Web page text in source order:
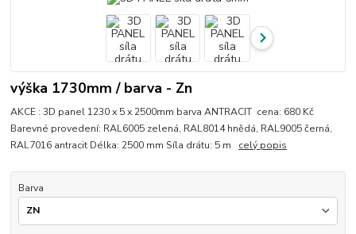
výška 1730mm / barva - Zn
AKCE : 3D panel 1230 x 5 x 2500mm barva ANTRACIT cena: 680 Kč
Barevné provedení: RAL6005 zelená, RAL8014 hnědá, RAL9005 černá,
RAL7016 antracit Délka: 2500 mm Síla drátu: 5 m celý popis
Barva